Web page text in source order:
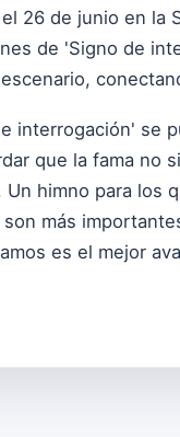
26 de junio en la
de 'Signo de
interrogación' se
que la fama no
himno para los
más
es el mejor